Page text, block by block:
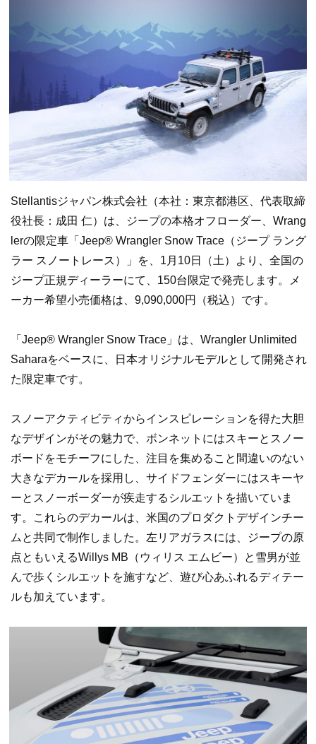
Stellantisジャパン株式会社（本社：東京都港区、代表取締
役社長：成田 仁）は、ジープの本格オフローダー、Wrang
lerの限定車「Jeep® Wrangler Snow Trace（ジープ ラング
ラー スノートレース）」を、1月10日（土）より、全国の
ジープ正規ディーラーにて、150台限定で発売します。メ
ーカー希望小売価格は、9,090,000円（税込）です。
「Jeep® Wrangler Snow Trace」は、Wrangler Unlimited
Saharaをベースに、日本オリジナルモデルとして開発され
た限定車です。
スノーアクティビティからインスピレーションを得た大胆
なデザインがその魅力で、ボンネットにはスキーとスノー
ボードをモチーフにした、注目を集めること間違いのない
大きなデカールを採用し、サイドフェンダーにはスキーヤ
ーとスノーボーダーが疾走するシルエットを描いていま
す。これらのデカールは、米国のプロダクトデザインチー
ムと共同で制作しました。左リアガラスには、ジープの原
点ともいえるWillys MB（ウィリス エムビー）と雪男が並
んで歩くシルエットを施すなど、遊び心あふれるディテー
ルも加えています。